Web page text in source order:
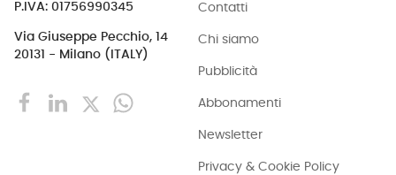
P.IVA: 01756990345
Via Giuseppe Pecchio, 14
20131 - Milano (ITALY)
Contatti
Chi siamo
Pubblicità
Abbonamenti
Newsletter
Privacy & Cookie Policy